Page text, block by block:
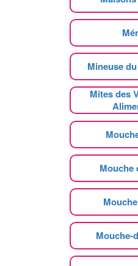
Mineuse
Mites des
Mouche
Mouche-